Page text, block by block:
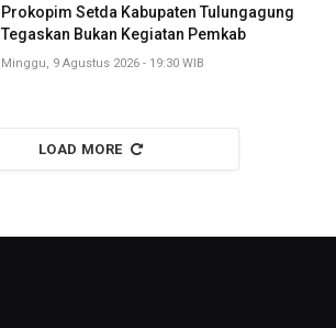
Prokopim Setda Kabupaten Tulungagung
Tegaskan Bukan Kegiatan Pemkab
Minggu, 9 Agustus 2026 - 19:30 WIB
LOAD MORE